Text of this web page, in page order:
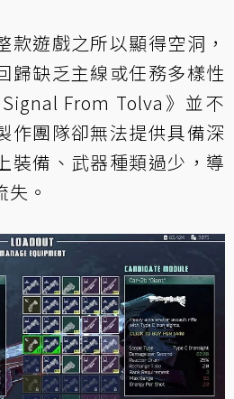
款遊戲之所以顯得空洞，
歸缺乏主線或任務多樣性
From Tolva》並不
作團隊卻無法提供具備深
裝備、武器種類過少，導
。